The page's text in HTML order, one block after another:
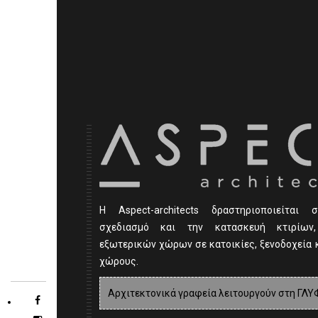
Η Αspect-architects δραστηριοποιείται
σχεδιασμό και την κατασκευή
εξωτερικών χώρων σε κατοικίες, ξενοδοχεία
χώρους.
Αρχιτεκτονικά γραφεία λειτουργούν στη